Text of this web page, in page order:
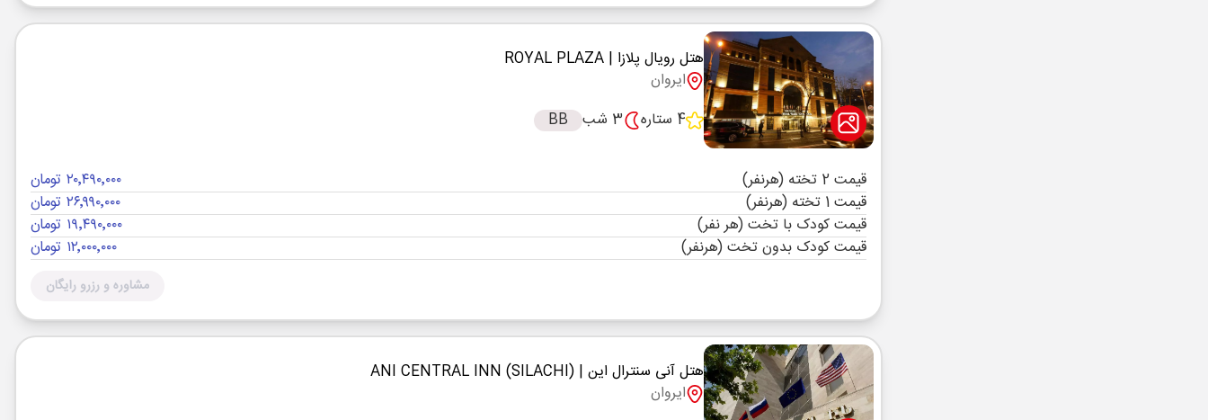
هتل رویال پلازا | ROYAL PLAZA
ایروان
4 ستاره
3 شب BB
قیمت 2 تخته (هرنفر)
۲۰٬۴۹۰٬۰۰۰ تومان
قیمت 1 تخته (هرنفر)
۲۶٬۹۹۰٬۰۰۰ تومان
قیمت کودک با تخت (هر نفر)
۱۹٬۴۹۰٬۰۰۰ تومان
قیمت کودک بدون تخت (هرنفر)
۱۲٬۰۰۰٬۰۰۰ تومان
مشاوره و رزرو رایگان
هتل آنی سنترال این | ANI CENTRAL INN (SILACHI)
ایروان